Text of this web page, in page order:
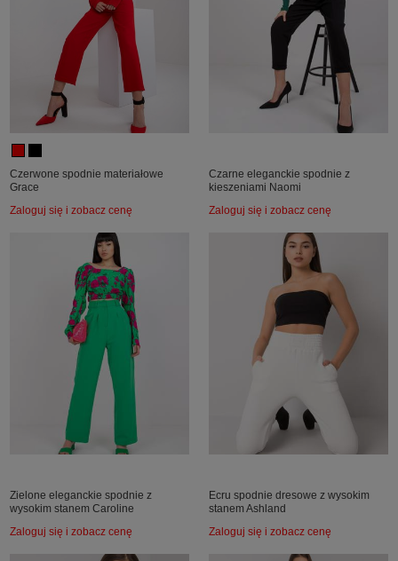
Czerwone spodnie materiałowe
Grace
Zaloguj się i zobacz cenę
Czarne eleganckie spodnie z
kieszeniami Naomi
Zaloguj się i zobacz cenę
Zielone eleganckie spodnie z
wysokim stanem Caroline
Zaloguj się i zobacz cenę
Ecru spodnie dresowe z wysokim
stanem Ashland
Zaloguj się i zobacz cenę